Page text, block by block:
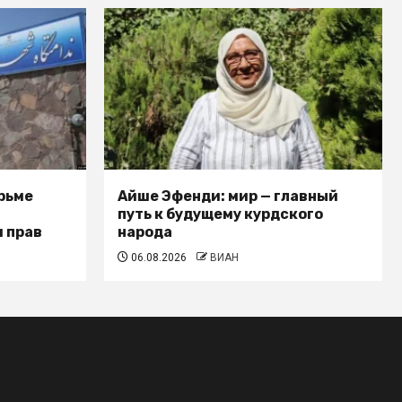
прав
Айше Эфенди: мир — главный
путь к будущему курдского
народа
06.08.2026 ВИАН